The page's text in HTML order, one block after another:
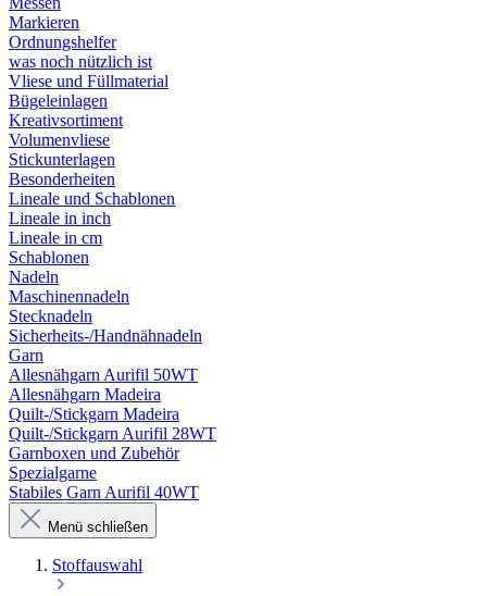
Markieren
Ordnungshelfer
was noch nützlich ist
Vliese und Füllmaterial
Bügeleinlagen
Kreativsortiment
Volumenvliese
Stickunterlagen
Besonderheiten
Lineale und Schablonen
Lineale in inch
Lineale in cm
Schablonen
Nadeln
Maschinennadeln
Stecknadeln
Sicherheits-/Handnähnadeln
Garn
Allesnähgarn Aurifil 50WT
Allesnähgarn Madeira
Quilt-/Stickgarn Madeira
Quilt-/Stickgarn Aurifil 28WT
Garnboxen und Zubehör
Spezialgarne
Stabiles Garn Aurifil 40WT
Menü schließen
Stoffauswahl